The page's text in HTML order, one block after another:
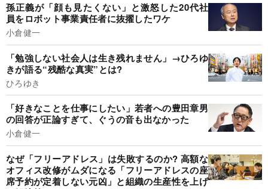
孫正義が「顔も見たくない」と激怒した20代社
員をロボット事業責任者に抜擢したワケ
小倉健一
「勉強しない社会人は生き残れません」→ひろゆ
きが語る“残酷な真実”とは?
ひろゆき
「好きなことを仕事にしたい」若者への豊田章男
の回答が正論すぎて、ぐうの音も出なかった
小倉健一
なぜ「フリーアドレス」は失敗するのか? 高額な
オフィス改修がムダになる「フリーアドレスの座
席予約が定着しない元凶」と組織の生産性を上げ